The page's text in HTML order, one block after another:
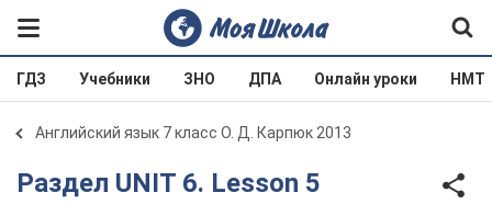
ГДЗ Учебники ЗНО ДПА Онлайн уроки НМТ
Английский язык 7 класс О. Д. Карпюк 2013
Раздел UNIT 6. Lesson 5